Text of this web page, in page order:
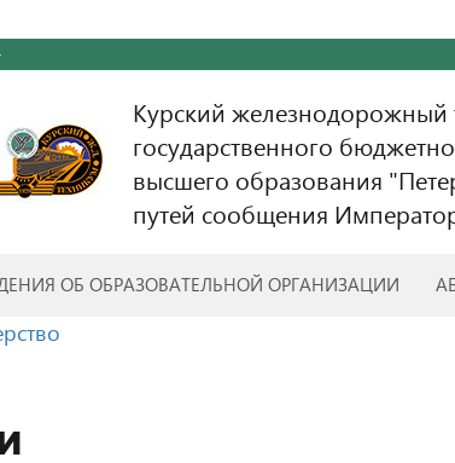
Курский железнодорожный
государственного
высшего образования
путей сообщения
ОБ ОБРАЗОВАТЕЛЬНОЙ ОРГАНИЗАЦИИ